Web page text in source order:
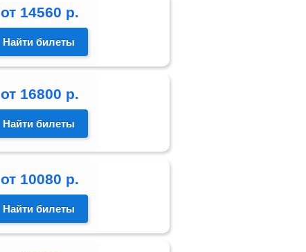
от 14560 р.
Найти билеты
от 16800 р.
Найти билеты
от 10080 р.
Найти билеты